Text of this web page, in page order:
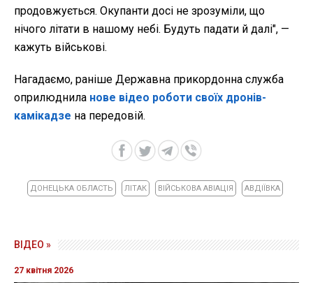
продовжується. Окупанти досі не зрозуміли, що
нічого літати в нашому небі. Будуть падати й далі", —
кажуть військові.
Нагадаємо, раніше Державна прикордонна служба
оприлюднила нове відео роботи своїх дронів-
камікадзе на передовій.
ДОНЕЦЬКА ОБЛАСТЬ ЛІТАК ВІЙСЬКОВА АВІАЦІЯ АВДІЇВКА
ВІДЕО »
27 квітня 2026